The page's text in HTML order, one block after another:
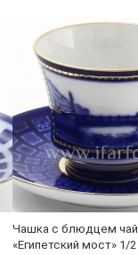
Чашка с блюдцем
«Египетский мост» 1/